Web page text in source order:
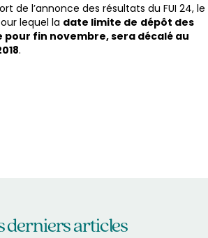
de l’annonce des résultats du FUI 24, le
lequel la date limite de dépôt des
fin novembre, sera décalé au
.
derniers articles